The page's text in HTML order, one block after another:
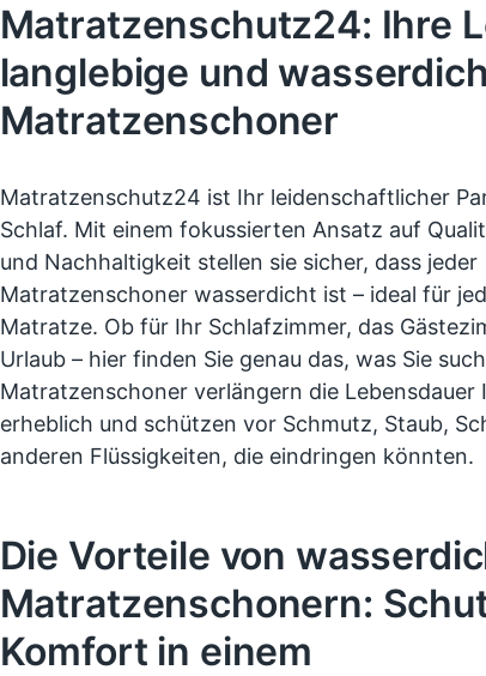
Matratzenschutz24: Ihre
langlebige und
Matratzenschoner
Matratzenschutz24 ist Ihr leidenschaftlicher
Schlaf. Mit einem fokussierten Ansatz auf
und Nachhaltigkeit stellen sie sicher, dass jeder
Matratzenschoner wasserdicht ist – ideal für
Matratze. Ob für Ihr Schlafzimmer, das
Urlaub – hier finden Sie genau das, was Sie
Matratzenschoner verlängern die Lebensdauer
erheblich und schützen vor Schmutz, Staub,
anderen Flüssigkeiten, die eindringen könnten.
Die Vorteile von
Matratzenschonern:
Komfort in einem